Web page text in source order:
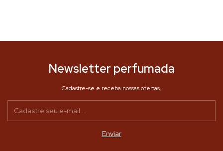
Newsletter perfumada
Cadastre-se e receba nossas ofertas.